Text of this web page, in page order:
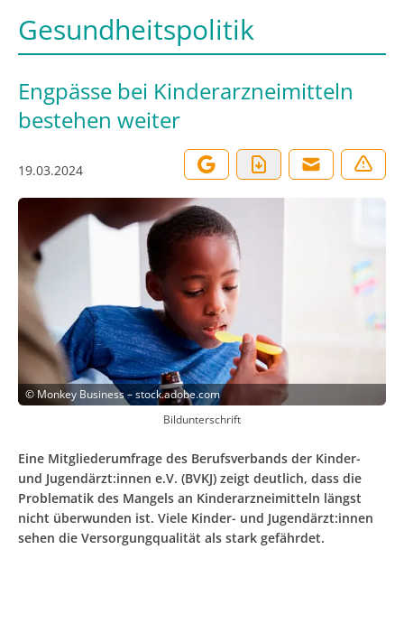
Gesundheitspolitik
Engpässe bei Kinderarzneimitteln
bestehen weiter
19.03.2024
©Monkey Business – stock.adobe.com
Bildunterschrift
Eine Mitgliederumfrage des Berufsverbands der Kinder-
und Jugendärzt:innen e.V. (BVKJ) zeigt deutlich, dass die
Problematik des Mangels an Kinderarzneimitteln längst
nicht überwunden ist. Viele Kinder- und Jugendärzt:innen
sehen die Versorgungqualität als stark gefährdet.